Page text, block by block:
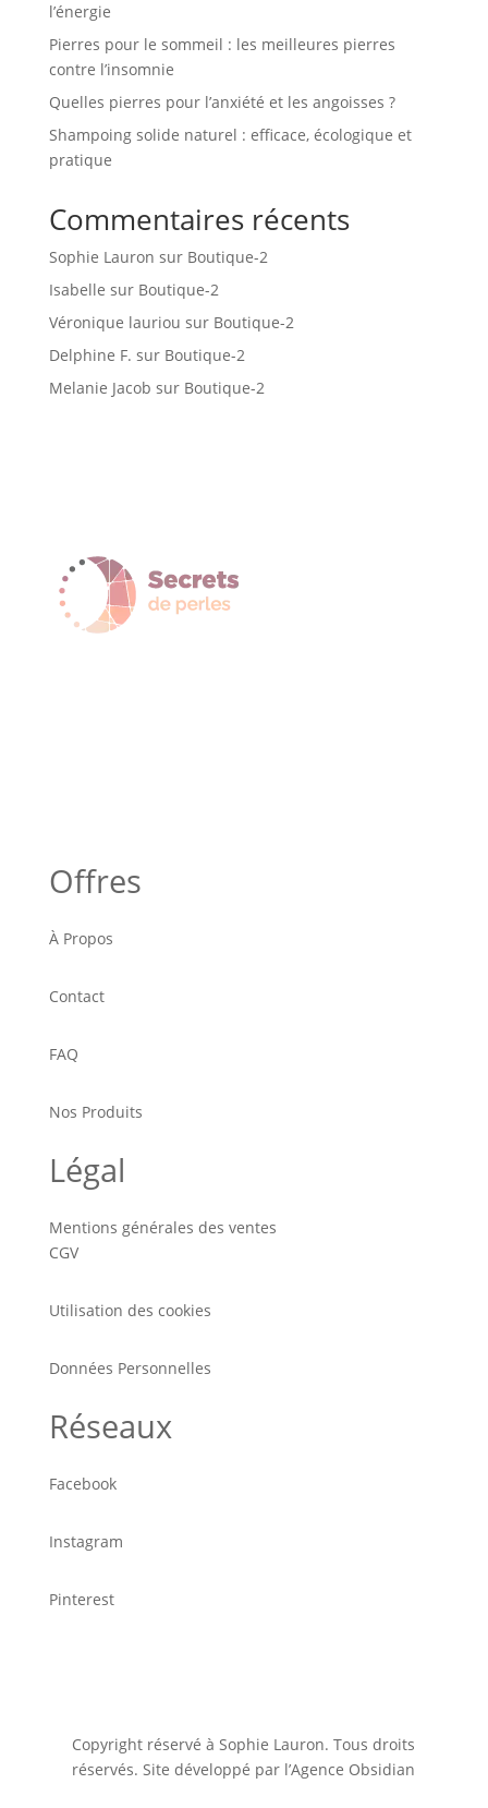
l’énergie
Pierres pour le sommeil : les meilleures pierres
contre l’insomnie
Quelles pierres pour l’anxiété et les angoisses ?
Shampoing solide naturel : efficace, écologique et
pratique
Commentaires récents
Sophie Lauron sur Boutique-2
Isabelle sur Boutique-2
Véronique lauriou sur Boutique-2
Delphine F. sur Boutique-2
Melanie Jacob sur Boutique-2
Offres
À Propos
Contact
FAQ
Nos Produits
Légal
Mentions générales des ventes
CGV
Utilisation des cookies
Données Personnelles
Réseaux
Facebook
Instagram
Pinterest
Copyright réservé à Sophie Lauron. Tous droits
réservés. Site développé par l’Agence Obsidian